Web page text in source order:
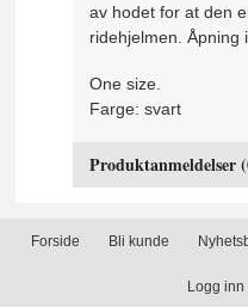
av hodet for at den
ridehjelmen. Åpning
One size.
Farge: svart
Produktanmeldelser
Forside Bli kunde
Logg inn